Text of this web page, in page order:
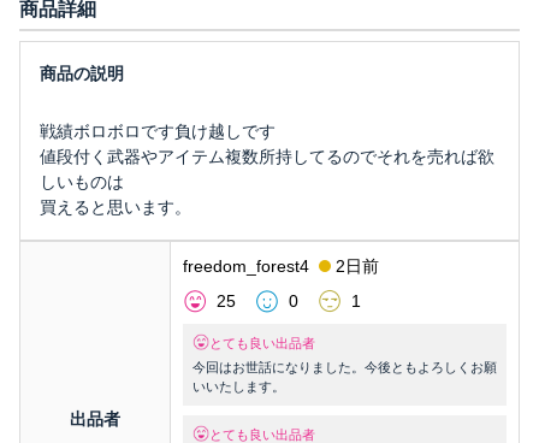
商品詳細
戦績ボロボロです負け越しです
値段付く武器やアイテム複数所持してるのでそれを売れば欲
しいものは
買えると思います。
出品者
freedom_forest4
2日前
25
0 1
とても良い出品者
今回はお世話になりました。今後ともよろしくお願
いいたします。
とても良い出品者